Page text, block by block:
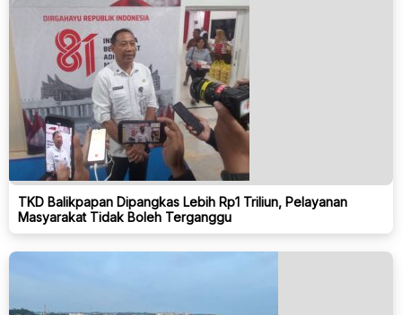
TKD Balikpapan Dipangkas Lebih Rp1 Triliun, Pelayanan
Masyarakat Tidak Boleh Terganggu